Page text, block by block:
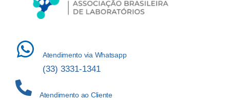
Atendimento via Whatsapp
(33) 3331-1341
Atendimento ao Cliente